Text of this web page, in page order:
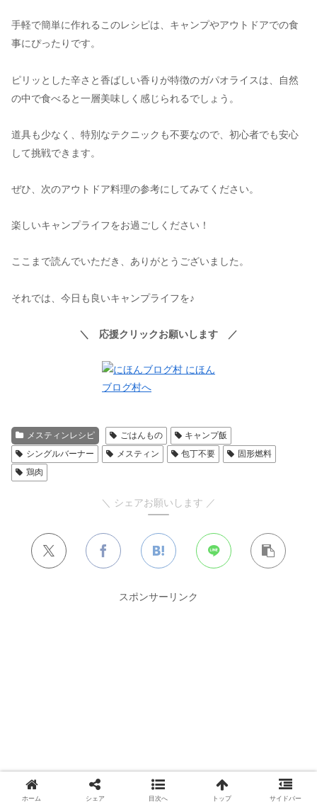
手軽で簡単に作れるこのレシピは、キャンプやアウトドアでの食
事にぴったりです。
ピリッとした辛さと香ばしい香りが特徴のガパオライスは、自然
の中で食べると一層美味しく感じられるでしょう。
道具も少なく、特別なテクニックも不要なので、初心者でも安心
して挑戦できます。
ぜひ、次のアウトドア料理の参考にしてみてください。
楽しいキャンプライフをお過ごしください！
ここまで読んでいただき、ありがとうございました。
それでは、今日も良いキャンプライフを♪
＼ 応援クリックお願いします ／
メスティンレシピ ごはんもの
キャンプ飯
シングルバーナー
メスティン 包丁不要
固形燃料
鶏肉
＼ シェアお願いします ／
スポンサーリンク
ホーム シェア 目次へ トップ サイドバー